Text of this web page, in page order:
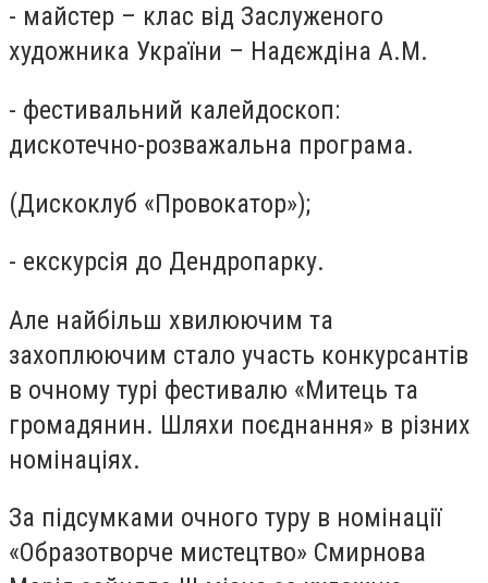
- майстер – клас від Заслуженого
художника України – Надєждіна А.М.
- фестивальний калейдоскоп:
дискотечно-розважальна програма.
(Дискоклуб «Провокатор»);
- екскурсія до Дендропарку.
Але найбільш хвилюючим та
захоплюючим стало участь конкурсантів
в очному турі фестивалю «Митець та
громадянин. Шляхи поєднання» в різних
номінаціях.
За підсумками очного туру в номінації
«Образотворче мистецтво» Смирнова